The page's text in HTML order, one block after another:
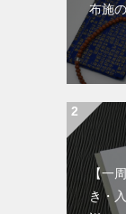
布施
【一
き・